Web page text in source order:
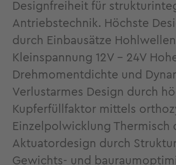
Designfreiheit für
Antriebstechnik. Höchste
durch Einbausätze
Kleinspannung 12V - 24V
Drehmomentdichte und
Verlustarmes Design durch
Kupferfüllfaktor mittels
Einzelpolwicklung Thermisch
Aktuatordesign durch
Gewichts- und